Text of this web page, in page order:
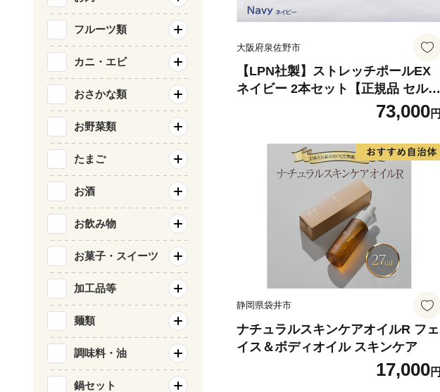
大阪府泉佐野市
【LPN社製】ストレッチポールEX
ネイビー 2本セット【正規品 セルフ
ケア ストレッチ エクササイズ 腰痛
73,000円
静岡県袋井市
ナチュラルスキンケアオイルR フェ
イス＆ボディオイル スキンケア
17,000円
フルーツ類
カニ・エビ
おさかな類
お野菜類
たまご
お酒
お飲み物
お菓子・スイーツ
加工品等
麺類
調味料・油
鍋セット